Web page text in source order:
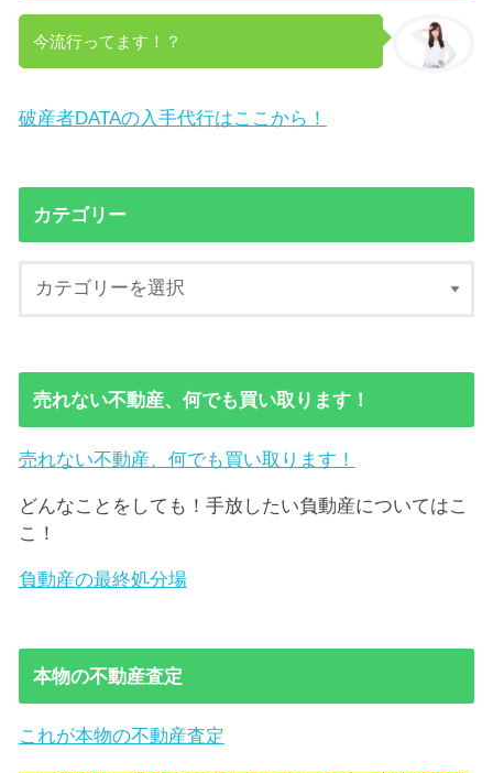
今流行ってます！？
破産者DATAの入手代行はここから！
カテゴリー
売れない不動産、何でも買い取ります！
売れない不動産、何でも買い取ります！
どんなことをしても！手放したい負動産についてはこ
こ！
負動産の最終処分場
本物の不動産査定
これが本物の不動産査定